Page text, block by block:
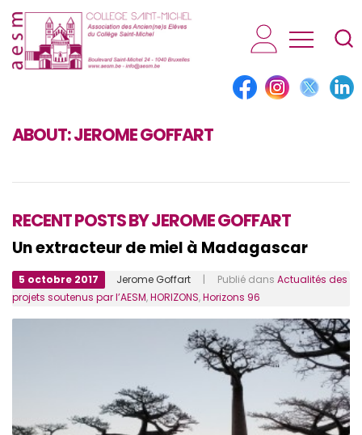
AESM...
ABOUT:JEROME GOFFART
RECENT POSTS BY JEROME GOFFART
Un extracteur de miel à Madagascar
5 octobre 2017 Jerome Goffart | Publié dans Actualités des
projets soutenus par l’AESM,HORIZONS,Horizons 96